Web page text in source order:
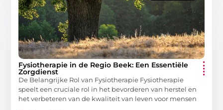
Fysiotherapie in de Regio Beek: Een Essentiële
Zorgdienst
De Belangrijke Rol van Fysiotherapie Fysiotherapie
speelt een cruciale rol in het bevorderen van herstel en
het verbeteren van de kwaliteit van leven voor mensen